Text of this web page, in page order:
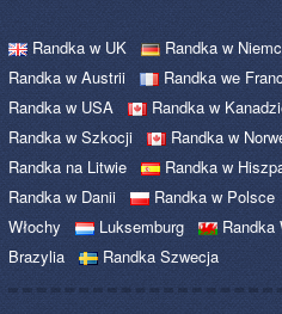
Randka w UK Randka w
Randka w Austrii
Randka we
Randka w USA
Randka w
Randka w Szkocji
Randka w
Randka na Litwie
Randka w
Randka w Danii
Randka w Polsce
Włochy
Luksemburg Randka
Brazylia
Randka Szwecja